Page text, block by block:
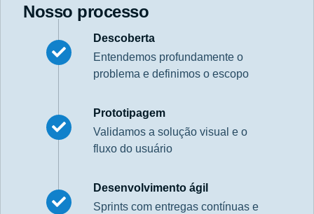
Nosso processo
Descoberta
Entendemos profundamente o
problema e definimos o escopo
Prototipagem
Validamos a solução visual e o
fluxo do usuário
Desenvolvimento ágil
Sprints com entregas contínuas e